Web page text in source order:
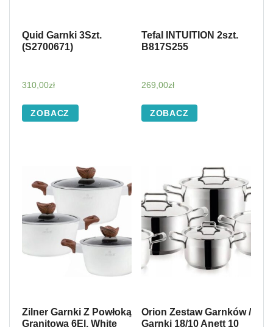
Quid Garnki 3Szt.
(S2700671)
310,00zł
ZOBACZ
Tefal INTUITION 2szt.
B817S255
269,00zł
ZOBACZ
Zilner Garnki Z Powłoką
Granitową 6El. White
Orion Zestaw Garnków /
Garnki 18/10 Anett 10